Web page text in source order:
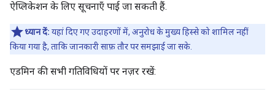
ऐप्लिकेशन के लिए सूचनाएँ पाई जा सकती हैं.
ध्यान दें: यहां दिए गए उदाहरणों में, अनुरोध के मुख्य हिस्से को शामिल नहीं
किया गया है, ताकि जानकारी साफ़ तौर पर समझाई जा सके.
एडमिन की सभी गतिविधियों पर नज़र रखें: